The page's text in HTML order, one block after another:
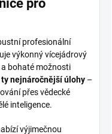
pro
profesionální
výkonný vícejádrový
bohaté možnosti
nejnáročnější úlohy –
přes vědecké
inteligence.
výjimečnou